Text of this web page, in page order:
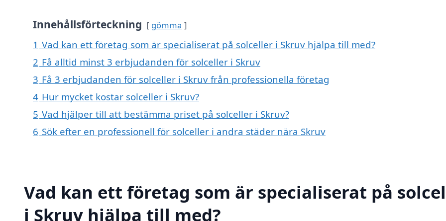
Innehållsförteckning gömma
1 Vad kan ett företag som är specialiserat på solceller i Skruv hjälpa till med?
2 Få alltid minst 3 erbjudanden för solceller i Skruv
3 Få 3 erbjudanden för solceller i Skruv från professionella företag
4 Hur mycket kostar solceller i Skruv?
5 Vad hjälper till att bestämma priset på solceller i Skruv?
6 Sök efter en professionell för solceller i andra städer nära Skruv
Vad kan ett företag som är specialiserat på
i Skruv hjälpa till med?